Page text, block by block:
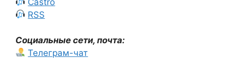
RSS
Социальные сети, почта:
Телеграм-чат